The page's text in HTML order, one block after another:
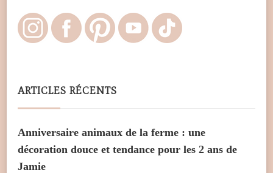
ARTICLES RÉCENTS
Anniversaire animaux de la ferme : une
décoration douce et tendance pour les 2 ans de
Jamie